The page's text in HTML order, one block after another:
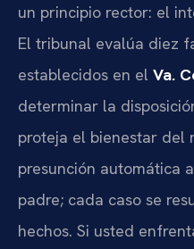
un principio rector: el
El tribunal evalúa diez
establecidos en el Va.
determinar la
proteja el bienestar del
presunción automática
padre; cada caso se
hechos. Si usted